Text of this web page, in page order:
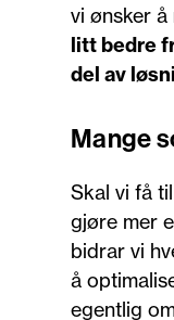
vi ønsker å
litt bedre
del av
Mange
Skal vi få
gjøre mer
bidrar vi
å
egentlig